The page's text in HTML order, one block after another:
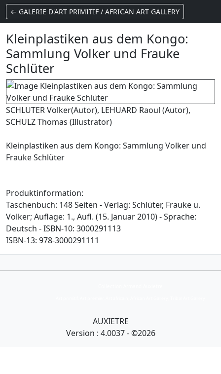
← GALERIE D'ART PRIMITIF / AFRICAN ART GALLERY
Kleinplastiken aus dem Kongo:
Sammlung Volker und Frauke
Schlüter
SCHLUTER Volker(Autor), LEHUARD Raoul (Autor),
SCHULZ Thomas (Illustrator)
Kleinplastiken aus dem Kongo: Sammlung Volker und
Frauke Schlüter
Produktinformation:
Taschenbuch: 148 Seiten - Verlag: Schlüter, Frauke u.
Volker; Auflage: 1., Aufl. (15. Januar 2010) - Sprache:
Deutsch - ISBN-10: 3000291113
ISBN-13: 978-3000291111
AUXIETRE
Version : 4.0037 - ©2026